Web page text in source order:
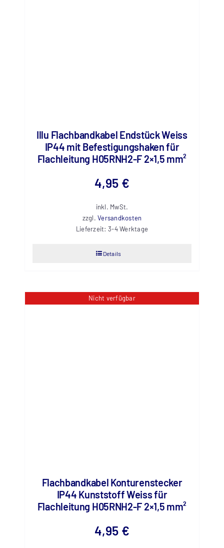
Illu Flachbandkabel Endstück Weiss
IP44 mit Befestigungshaken für
Flachleitung H05RNH2-F 2×1,5 mm²
4,95 €
inkl. MwSt.
zzgl.Versandkosten
Lieferzeit: 3-4 Werktage
Details
Nicht verfügbar
Flachbandkabel Konturenstecker
IP44 Kunststoff Weiss für
Flachleitung H05RNH2-F 2×1,5 mm²
4,95 €